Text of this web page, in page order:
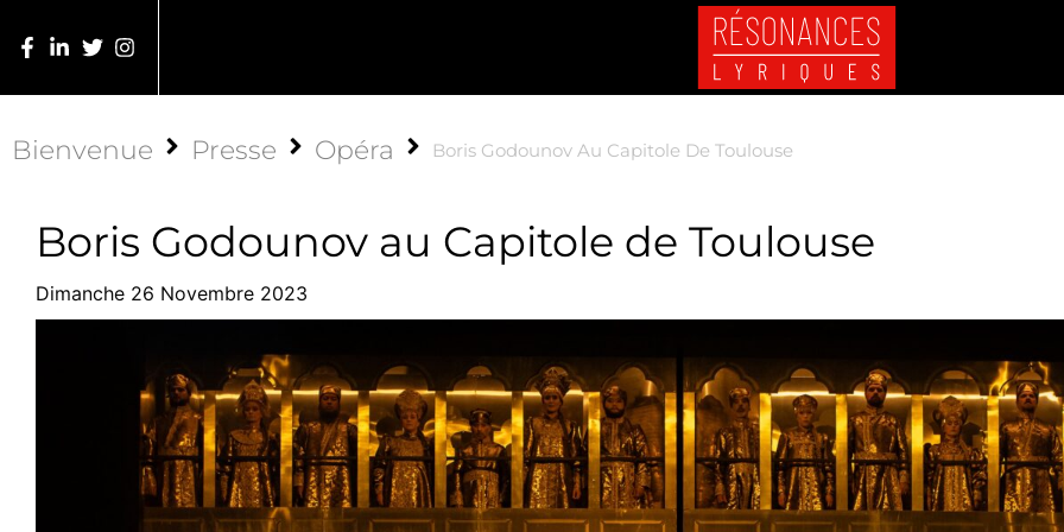
Bienvenue Presse Opéra Boris Godounov Au Capitole De Toulouse
Boris Godounov au Capitole de Toulouse
Dimanche 26 Novembre 2023